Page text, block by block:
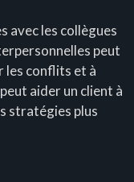
avec les collègues
peut
les conflits et à
aider un client à
stratégies plus